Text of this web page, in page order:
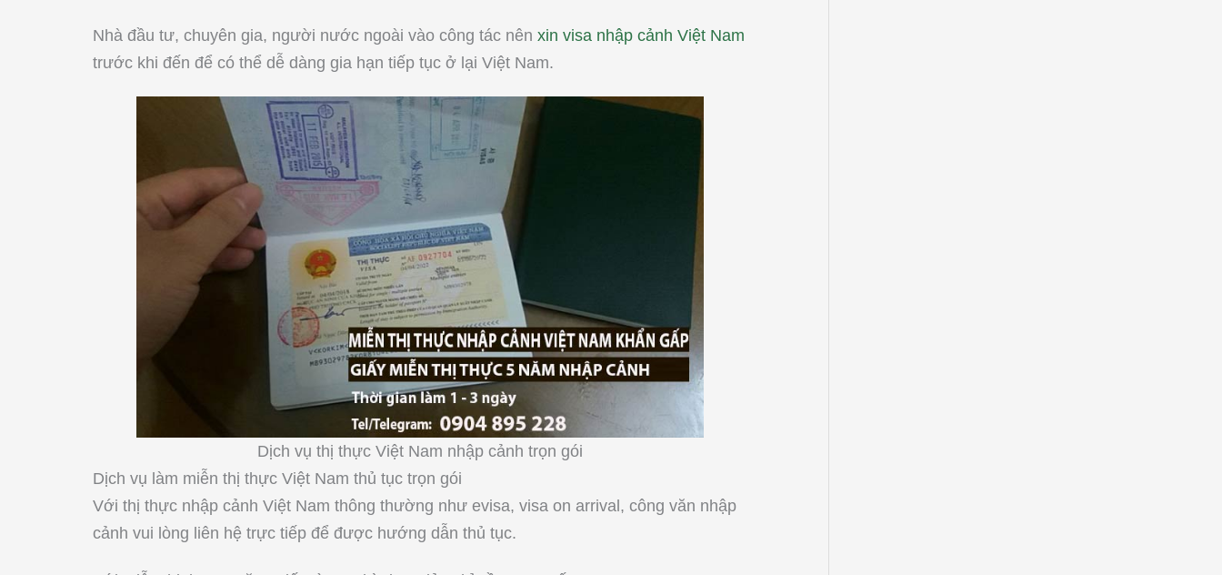
Nhà đầu tư, chuyên gia, người nước ngoài vào công tác nên xin visa nhập cảnh Việt Nam
trước khi đến để có thể dễ dàng gia hạn tiếp tục ở lại Việt Nam.
Dịch vụ thị thực Việt Nam nhập cảnh trọn gói
Dịch vụ làm miễn thị thực Việt Nam thủ tục trọn gói
Với thị thực nhập cảnh Việt Nam thông thường như evisa, visa on arrival, công văn nhập
cảnh vui lòng liên hệ trực tiếp để được hướng dẫn thủ tục.